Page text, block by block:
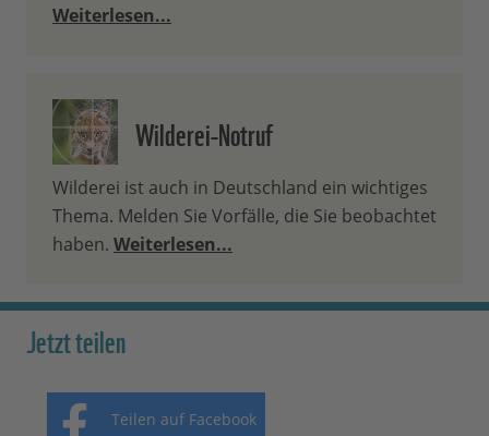
Weiterlesen...
Wilderei-Notruf
Wilderei ist auch in Deutschland ein wichtiges
Thema. Melden Sie Vorfälle, die Sie beobachtet
haben. Weiterlesen...
Jetzt teilen
Teilen auf Facebook